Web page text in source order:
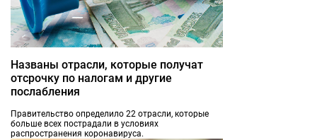
Названы отрасли, которые получат
отсрочку по налогам и другие
послабления
Правительство определило 22 отрасли, которые
больше всех пострадали в условиях
распространения коронавируса.